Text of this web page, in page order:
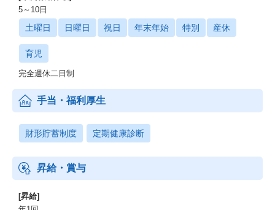
5～10日
土曜日 日曜日 祝日 年末年始 特別 産休
育児
完全週休二日制
手当・福利厚生
財形貯蓄制度 定期健康診断
昇給・賞与
[昇給]